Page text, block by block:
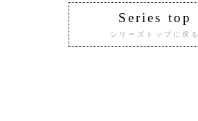
Series top
シリーズトップに戻る